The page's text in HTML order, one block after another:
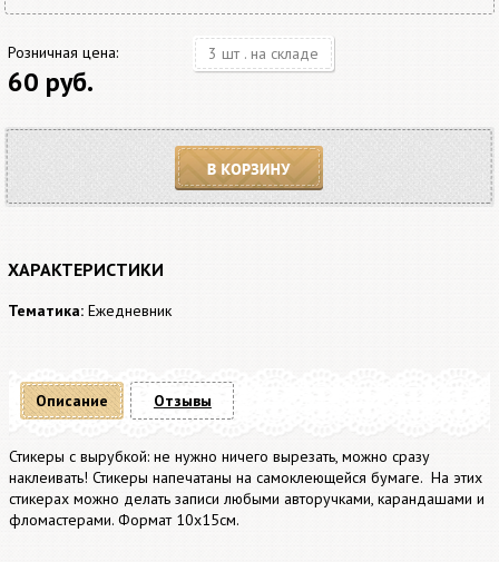
Розничная цена:
60 руб.
3 шт . на складе
В корзину
ХАРАКТЕРИСТИКИ
Тематика: Ежедневник
Описание
Стикеры с вырубкой: не нужно ничего вырезать, можно сразу
наклеивать! Стикеры напечатаны на самоклеющейся бумаге. На этих
стикерах можно делать записи любыми авторучками, карандашами и
фломастерами. Формат 10х15см.
Отзывы